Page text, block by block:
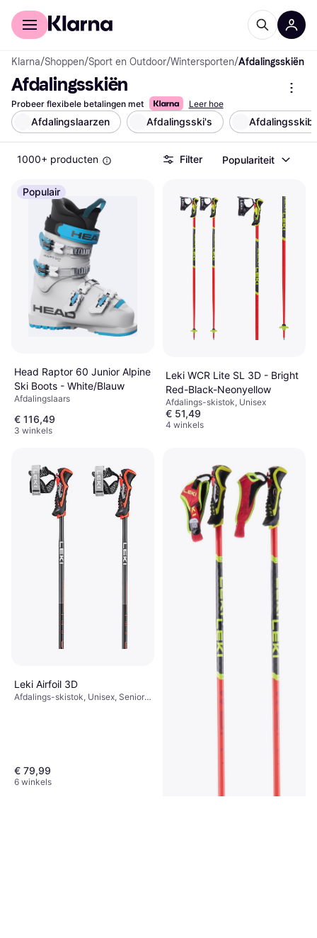
Voor shoppers
Klarna/Shoppen/Sport en Outdoor/Wintersporten/Afdalingsskiën
Afdalingsskiën
Probeer flexibele betalingen met Leer hoe
Afdalingslaarzen Afdalingsski's
1000+ producten Filter Populariteit
Populair
Head Raptor 60 Junior Alpine
Ski Boots - White/Blauw
Afdalingslaars
€ 116,49
3 winkels
Leki WCR Lite SL 3D - Bright
Red-Black-Neonyellow
Afdalings-skistok, Unisex
€ 51,49
4 winkels
Leki Airfoil 3D
Afdalings-skistok, Unisex, Senior,
€ 79,99
6 winkels